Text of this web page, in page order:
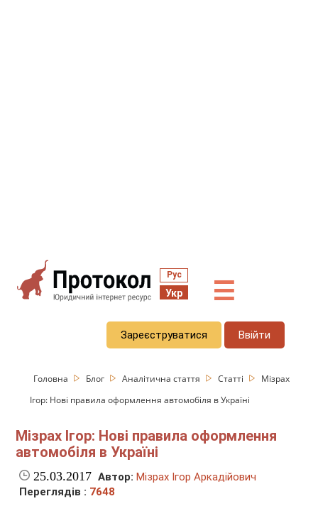
Рус
Укр ☰
Зареєструватися Ввійти
Головна Блог Аналітична стаття Статті
Мізрах
Ігор: Нові правила оформлення автомобіля в Україні
Мізрах Ігор: Нові правила оформлення
автомобіля в Україні
25.03.2017 Автор: Мізрах Ігор Аркадійович
Переглядів : 7648